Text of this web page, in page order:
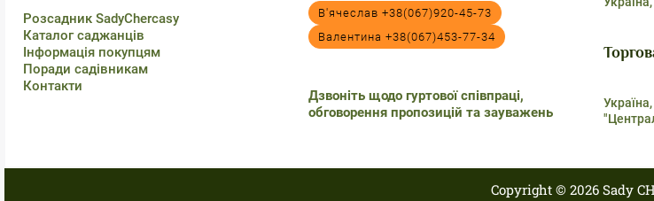
Розсадник SadyChercasy
Каталог саджанців
Інформація покупцям
Поради садівникам
Контакти
В'ячеслав +38(067)920-45-73
Валентина +38(067)453-77-34
Дзвоніть щодо гуртової співпраці,
обговорення пропозицій та зауважень
Copyright © 2026 Sady